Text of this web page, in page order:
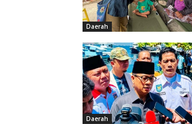
Daerah
Daerah